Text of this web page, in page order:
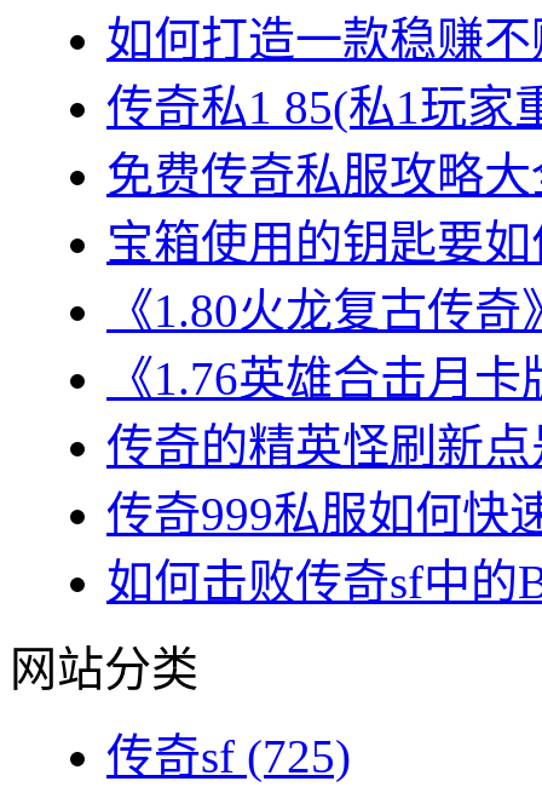
如何打造一款稳赚
传奇私1 85(私1玩家
免费传奇私服攻略
宝箱使用的钥匙要
《1.80火龙复古传
《1.76英雄合击月
传奇的精英怪刷新
传奇999私服如何快
如何击败传奇sf中的
网站分类
传奇sf (725)